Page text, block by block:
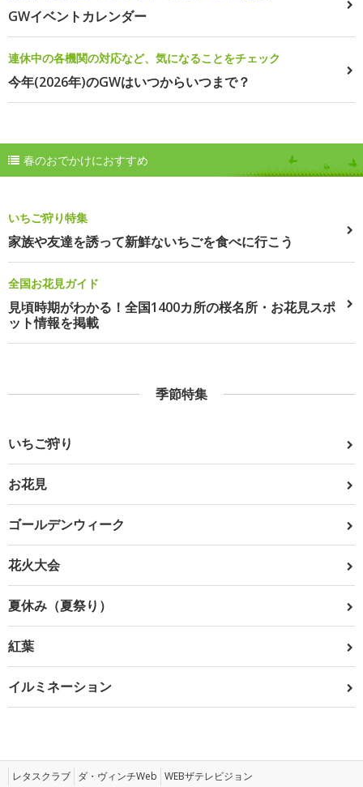
GWイベントカレンダー
連休中の各機関の対応など、気になることをチェック
今年(2026年)のGWはいつからいつまで？
春のおでかけにおすすめ
いちご狩り特集
家族や友達を誘って新鮮ないちごを食べに行こう
全国お花見ガイド
見頃時期がわかる！全国1400カ所の桜名所・お花見スポ
ット情報を掲載
季節特集
いちご狩り
お花見
ゴールデンウィーク
花火大会
夏休み（夏祭り）
紅葉
イルミネーション
レタスクラブ ダ・ヴィンチWeb WEBザテレビジョン